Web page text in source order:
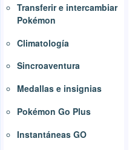
Transferir e intercambiar
Pokémon
Climatología
Sincroaventura
Medallas e insignias
Pokémon Go Plus
Instantáneas GO